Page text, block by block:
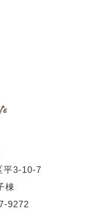
平3-10-7
棟
9272